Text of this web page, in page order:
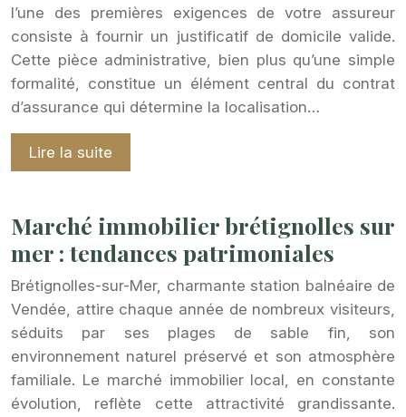
l’une des premières exigences de votre assureur
consiste à fournir un justificatif de domicile valide.
Cette pièce administrative, bien plus qu’une simple
formalité, constitue un élément central du contrat
d’assurance qui détermine la localisation…
Lire la suite
Marché immobilier brétignolles sur
mer : tendances patrimoniales
Brétignolles-sur-Mer, charmante station balnéaire de
Vendée, attire chaque année de nombreux visiteurs,
séduits par ses plages de sable fin, son
environnement naturel préservé et son atmosphère
familiale. Le marché immobilier local, en constante
évolution, reflète cette attractivité grandissante.